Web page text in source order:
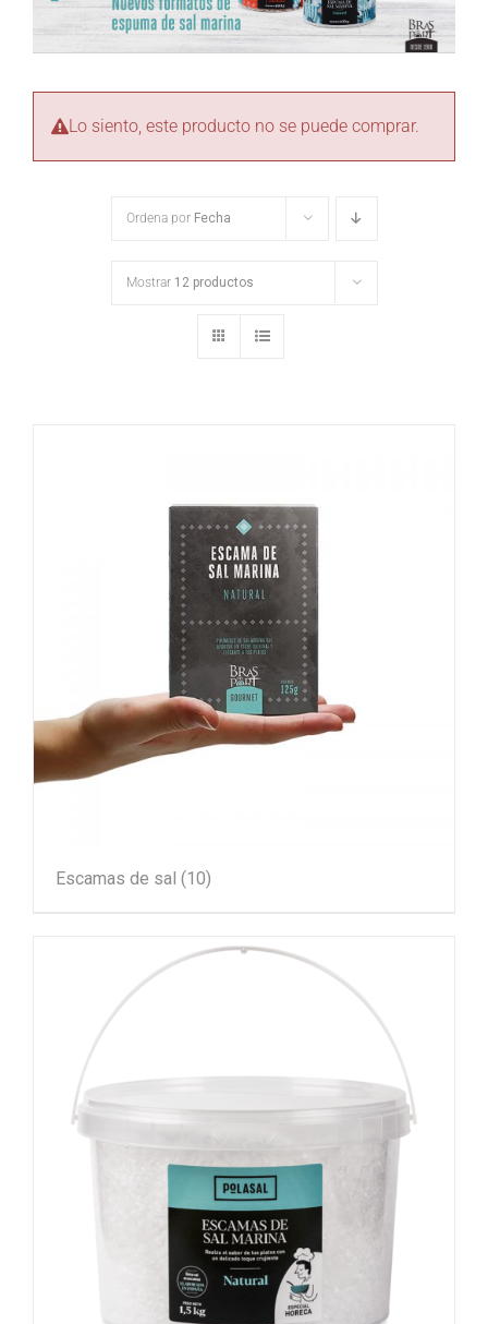
Lo siento, este producto no se puede comprar.
Ordena por Fecha
Mostrar 12 productos
Escamas de sal (10)